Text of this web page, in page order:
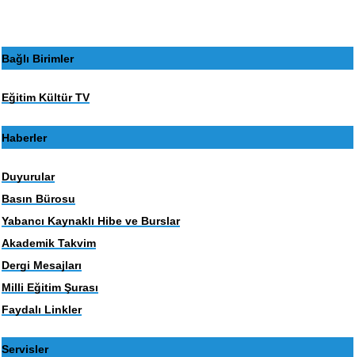
Bağlı Birimler
Eğitim Kültür TV
Haberler
Duyurular
Basın Bürosu
Yabancı Kaynaklı Hibe ve Burslar
Akademik Takvim
Dergi Mesajları
Milli Eğitim Şurası
Faydalı Linkler
Servisler